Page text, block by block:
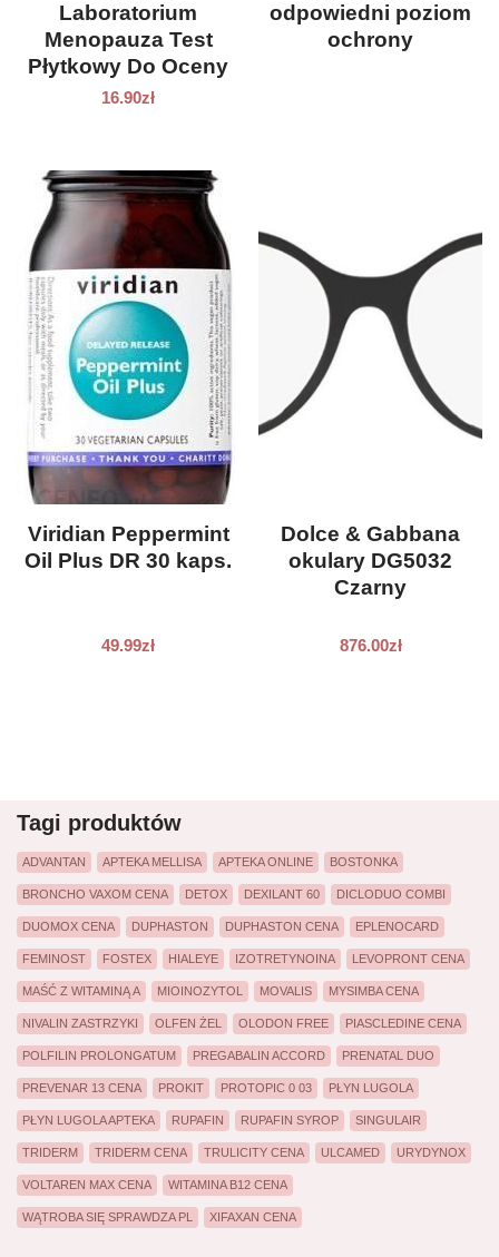
Laboratorium
Menopauza Test
Płytkowy Do Oceny
Poziomu Hormonu
16.90zł
odpowiedni poziom
ochrony
Viridian Peppermint
Oil Plus DR 30 kaps.
49.99zł
Dolce & Gabbana
okulary DG5032
Czarny
876.00zł
Tagi produktów
ADVANTAN APTEKA MELLISA APTEKA ONLINE BOSTONKA
BRONCHO VAXOM CENA DETOX DEXILANT 60 DICLODUO COMBI
DUOMOX CENA DUPHASTON DUPHASTON CENA EPLENOCARD
FEMINOST FOSTEX HIALEYE IZOTRETYNOINA LEVOPRONT CENA
MAŚĆ Z WITAMINĄ A MIOINOZYTOL MOVALIS MYSIMBA CENA
NIVALIN ZASTRZYKI OLFEN ŻEL OLODON FREE PIASCLEDINE CENA
POLFILIN PROLONGATUM PREGABALIN ACCORD PRENATAL DUO
PREVENAR 13 CENA PROKIT PROTOPIC 0 03 PŁYN LUGOLA
PŁYN LUGOLA APTEKA RUPAFIN RUPAFIN SYROP SINGULAIR
TRIDERM TRIDERM CENA TRULICITY CENA ULCAMED URYDYNOX
VOLTAREN MAX CENA WITAMINA B12 CENA
WĄTROBA SIĘ SPRAWDZA PL XIFAXAN CENA